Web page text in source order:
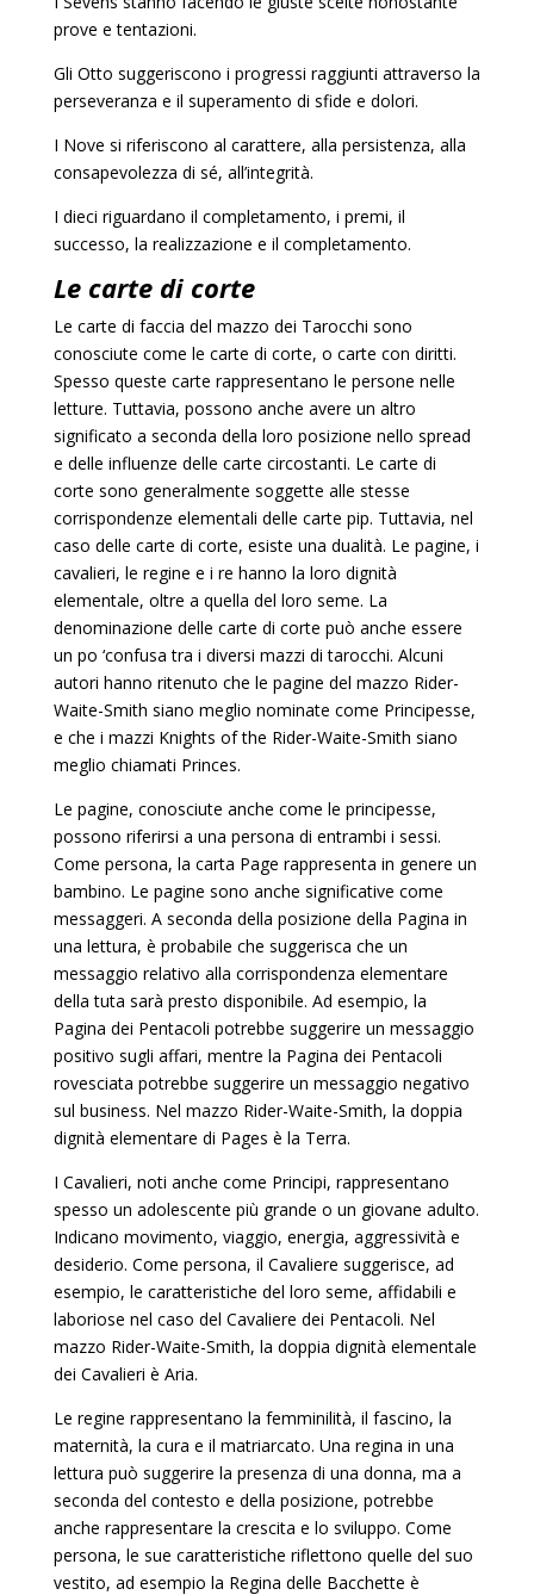
prove e tentazioni.
Gli Otto suggeriscono i progressi raggiunti attraverso la
perseveranza e il superamento di sfide e dolori.
I Nove si riferiscono al carattere, alla persistenza, alla
consapevolezza di sé, all’integrità.
I dieci riguardano il completamento, i premi, il
successo, la realizzazione e il completamento.
Le carte di corte
Le carte di faccia del mazzo dei Tarocchi sono
conosciute come le carte di corte, o carte con diritti.
Spesso queste carte rappresentano le persone nelle
letture. Tuttavia, possono anche avere un altro
significato a seconda della loro posizione nello spread
e delle influenze delle carte circostanti. Le carte di
corte sono generalmente soggette alle stesse
corrispondenze elementali delle carte pip. Tuttavia, nel
caso delle carte di corte, esiste una dualità. Le pagine, i
cavalieri, le regine e i re hanno la loro dignità
elementale, oltre a quella del loro seme. La
denominazione delle carte di corte può anche essere
un po ‘confusa tra i diversi mazzi di tarocchi. Alcuni
autori hanno ritenuto che le pagine del mazzo Rider-
Waite-Smith siano meglio nominate come Principesse,
e che i mazzi Knights of the Rider-Waite-Smith siano
meglio chiamati Princes.
Le pagine, conosciute anche come le principesse,
possono riferirsi a una persona di entrambi i sessi.
Come persona, la carta Page rappresenta in genere un
bambino. Le pagine sono anche significative come
messaggeri. A seconda della posizione della Pagina in
una lettura, è probabile che suggerisca che un
messaggio relativo alla corrispondenza elementare
della tuta sarà presto disponibile. Ad esempio, la
Pagina dei Pentacoli potrebbe suggerire un messaggio
positivo sugli affari, mentre la Pagina dei Pentacoli
rovesciata potrebbe suggerire un messaggio negativo
sul business. Nel mazzo Rider-Waite-Smith, la doppia
dignità elementare di Pages è la Terra.
I Cavalieri, noti anche come Principi, rappresentano
spesso un adolescente più grande o un giovane adulto.
Indicano movimento, viaggio, energia, aggressività e
desiderio. Come persona, il Cavaliere suggerisce, ad
esempio, le caratteristiche del loro seme, affidabili e
laboriose nel caso del Cavaliere dei Pentacoli. Nel
mazzo Rider-Waite-Smith, la doppia dignità elementale
dei Cavalieri è Aria.
Le regine rappresentano la femminilità, il fascino, la
maternità, la cura e il matriarcato. Una regina in una
lettura può suggerire la presenza di una donna, ma a
seconda del contesto e della posizione, potrebbe
anche rappresentare la crescita e lo sviluppo. Come
persona, le sue caratteristiche riflettono quelle del suo
vestito, ad esempio la Regina delle Bacchette è